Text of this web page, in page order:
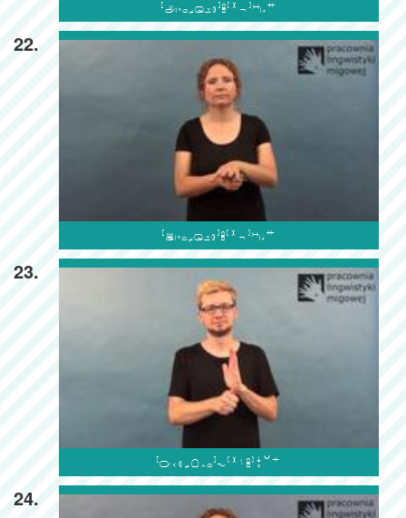

22.

23.

24.